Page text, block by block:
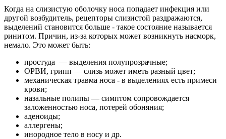
Когда на слизистую оболочку носа попадает инфекция или
другой возбудитель, рецепторы слизистой раздражаются,
выделений становится больше - такое состояние называется
ринитом. Причин, из-за которых может возникнуть насморк,
немало. Это может быть:
простуда — выделения полупрозрачные;
ОРВИ, грипп — слизь может иметь разный цвет;
механическая травма носа - в выделениях есть примеси
крови;
назальные полипы — симптом сопровождается
заложенностью носа, потерей обоняния;
аденоиды;
аллергены;
инородное тело в носу и др.